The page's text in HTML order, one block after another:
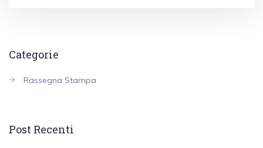
Categorie
Rassegna Stampa
Post Recenti